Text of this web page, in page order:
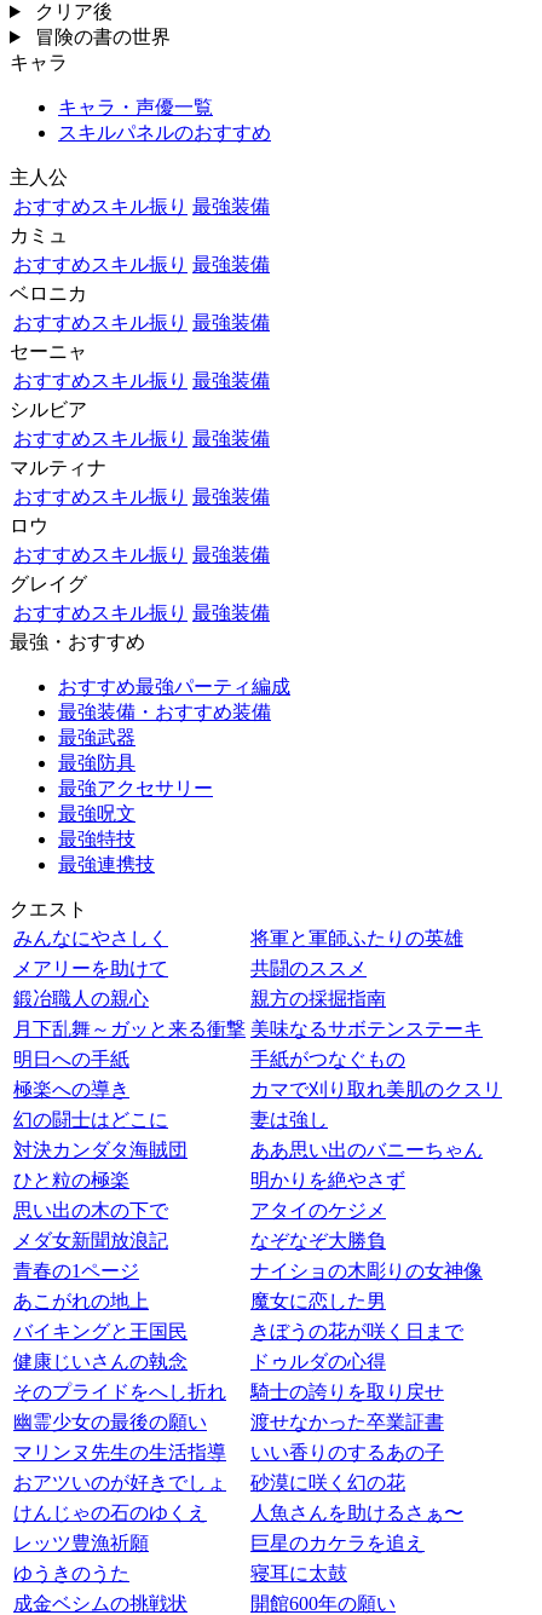
クリア後
冒険の書の世界
キャラ
キャラ・声優一覧
スキルパネルのおすすめ
主人公
おすすめスキル振り 最強装備
カミュ
おすすめスキル振り 最強装備
ベロニカ
おすすめスキル振り 最強装備
セーニャ
おすすめスキル振り 最強装備
シルビア
おすすめスキル振り 最強装備
マルティナ
おすすめスキル振り 最強装備
ロウ
おすすめスキル振り 最強装備
グレイグ
おすすめスキル振り 最強装備
最強・おすすめ
おすすめ最強パーティ編成
最強装備・おすすめ装備
最強武器
最強防具
最強アクセサリー
最強呪文
最強特技
最強連携技
クエスト
みんなにやさしく
将軍と軍師ふたりの英雄
メアリーを助けて
共闘のススメ
鍛冶職人の親心
親方の採掘指南
月下乱舞～ガッと来る衝撃 美味なるサボテンステーキ
明日への手紙
手紙がつなぐもの
極楽への導き
カマで刈り取れ美肌のクスリ
幻の闘士はどこに
妻は強し
対決カンダタ海賊団
ああ思い出のバニーちゃん
ひと粒の極楽
明かりを絶やさず
思い出の木の下で
アタイのケジメ
メダ女新聞放浪記
なぞなぞ大勝負
青春の1ページ
ナイショの木彫りの女神像
あこがれの地上
魔女に恋した男
バイキングと王国民
きぼうの花が咲く日まで
健康じいさんの執念
ドゥルダの心得
そのプライドをへし折れ
騎士の誇りを取り戻せ
幽霊少女の最後の願い
渡せなかった卒業証書
マリンヌ先生の生活指導
いい香りのするあの子
おアツいのが好きでしょ
砂漠に咲く幻の花
けんじゃの石のゆくえ
人魚さんを助けるさぁ〜
レッツ豊漁祈願
巨星のカケラを追え
ゆうきのうた
寝耳に太鼓
成金ベシムの挑戦状
開館600年の願い